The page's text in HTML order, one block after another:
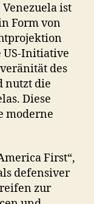
ist
Form von
US-Initiative
des
nutzt die
Diese
moderne
First“,
defensiver
zur